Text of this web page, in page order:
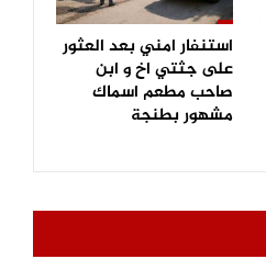
استنفار امني بعد العثور
على جثتي اخ و ابن
صاحب مطعم اسماك
مشهور بطنجة